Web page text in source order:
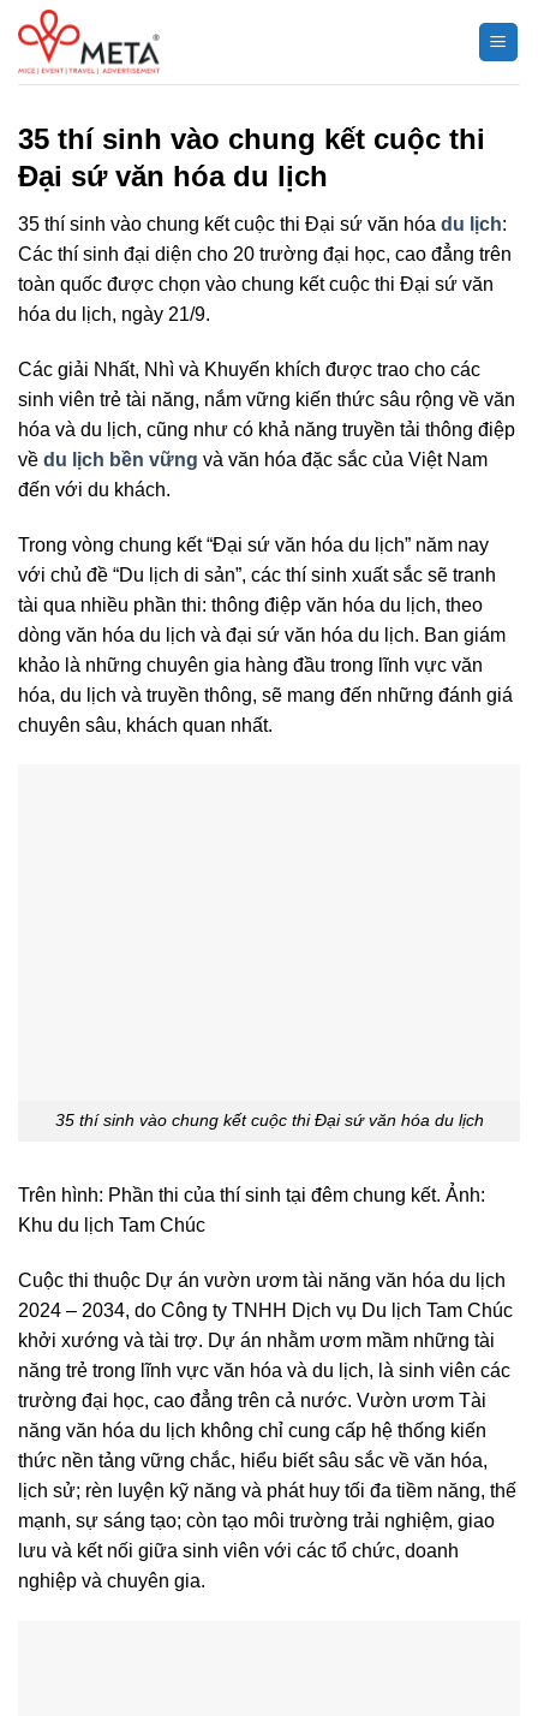
Chuyển
đến
nội
35 thí sinh vào chung kết cuộc thi
Đại sứ văn hóa du lịch
35 thí sinh vào chung kết cuộc thi Đại sứ văn hóa du lịch:
Các thí sinh đại diện cho 20 trường đại học, cao đẳng trên
toàn quốc được chọn vào chung kết cuộc thi Đại sứ văn
hóa du lịch, ngày 21/9.
Các giải Nhất, Nhì và Khuyến khích được trao cho các
sinh viên trẻ tài năng, nắm vững kiến thức sâu rộng về văn
hóa và du lịch, cũng như có khả năng truyền tải thông điệp
về du lịch bền vững và văn hóa đặc sắc của Việt Nam
đến với du khách.
Trong vòng chung kết “Đại sứ văn hóa du lịch” năm nay
với chủ đề “Du lịch di sản”, các thí sinh xuất sắc sẽ tranh
tài qua nhiều phần thi: thông điệp văn hóa du lịch, theo
dòng văn hóa du lịch và đại sứ văn hóa du lịch. Ban giám
khảo là những chuyên gia hàng đầu trong lĩnh vực văn
hóa, du lịch và truyền thông, sẽ mang đến những đánh giá
chuyên sâu, khách quan nhất.
35 thí sinh vào chung kết cuộc thi Đại sứ văn hóa du lịch
Trên hình: Phần thi của thí sinh tại đêm chung kết. Ảnh:
Khu du lịch Tam Chúc
Cuộc thi thuộc Dự án vườn ươm tài năng văn hóa du lịch
2024 – 2034, do Công ty TNHH Dịch vụ Du lịch Tam Chúc
khởi xướng và tài trợ. Dự án nhằm ươm mầm những tài
năng trẻ trong lĩnh vực văn hóa và du lịch, là sinh viên các
trường đại học, cao đẳng trên cả nước. Vườn ươm Tài
năng văn hóa du lịch không chỉ cung cấp hệ thống kiến
thức nền tảng vững chắc, hiểu biết sâu sắc về văn hóa,
lịch sử; rèn luyện kỹ năng và phát huy tối đa tiềm năng, thế
mạnh, sự sáng tạo; còn tạo môi trường trải nghiệm, giao
lưu và kết nối giữa sinh viên với các tổ chức, doanh
nghiệp và chuyên gia.